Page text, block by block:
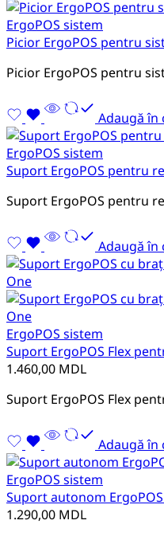
ErgoPOS sistem
Picior ErgoPOS pentru
Picior ErgoPOS pentru
Adaugă în
ErgoPOS sistem
Suport ErgoPOS pentru
Suport ErgoPOS pentru
Adaugă în
ErgoPOS sistem
Suport ErgoPOS Flex
1.460,00 MDL
Suport ErgoPOS Flex
Adaugă în
ErgoPOS sistem
Suport autonom
1.290,00 MDL